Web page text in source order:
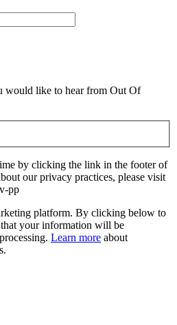
would like to hear from Out Of
by clicking the link in the footer of
our privacy practices, please visit
pp
platform. By clicking below to
your information will be
Learn more about